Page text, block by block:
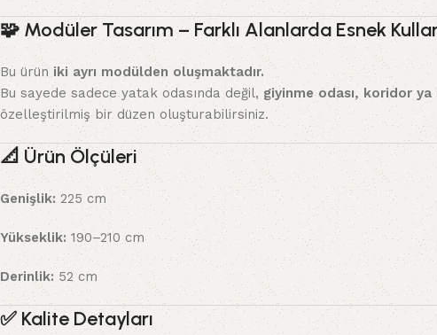
🧩Modüler Tasarım – Farklı Alanlarda Esnek
Bu ürün iki ayrı modülden oluşmaktadır.
Bu sayede sadece yatak odasında değil, giyinme odası, koridor
özelleştirilmiş bir düzen oluşturabilirsiniz.
📐 Ürün Ölçüleri
Genişlik:225 cm
Yükseklik: 190–210 cm
Derinlik: 52 cm
✅Kalite Detayları